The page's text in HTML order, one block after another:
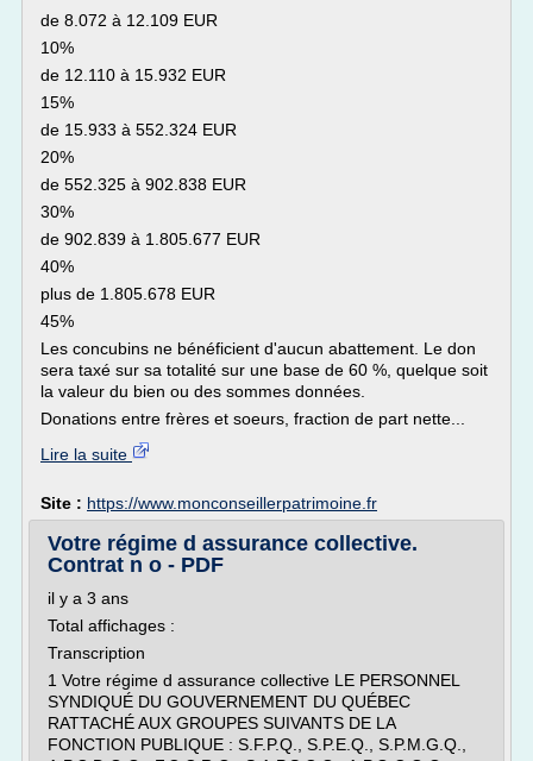
de 8.072 à 12.109 EUR
10%
de 12.110 à 15.932 EUR
15%
de 15.933 à 552.324 EUR
20%
de 552.325 à 902.838 EUR
30%
de 902.839 à 1.805.677 EUR
40%
plus de 1.805.678 EUR
45%
Les concubins ne bénéficient d'aucun abattement. Le don
sera taxé sur sa totalité sur une base de 60 %, quelque soit
la valeur du bien ou des sommes données.
Donations entre frères et soeurs, fraction de part nette...
Lire la suite
Site : https://www.monconseillerpatrimoine.fr
Votre régime d assurance collective.
Contrat n o - PDF
il y a 3 ans
Total affichages :
Transcription
1 Votre régime d assurance collective LE PERSONNEL
SYNDIQUÉ DU GOUVERNEMENT DU QUÉBEC
RATTACHÉ AUX GROUPES SUIVANTS DE LA
FONCTION PUBLIQUE : S.F.P.Q., S.P.E.Q., S.P.M.G.Q.,